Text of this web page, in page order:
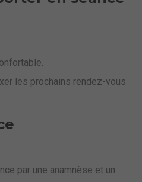
les prochains rendez-vous
par une anamnèse et un